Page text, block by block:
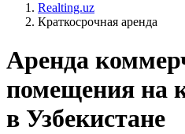
Realting.uz
Краткосрочная аренда
Аренда
помещения на
в Узбекистане